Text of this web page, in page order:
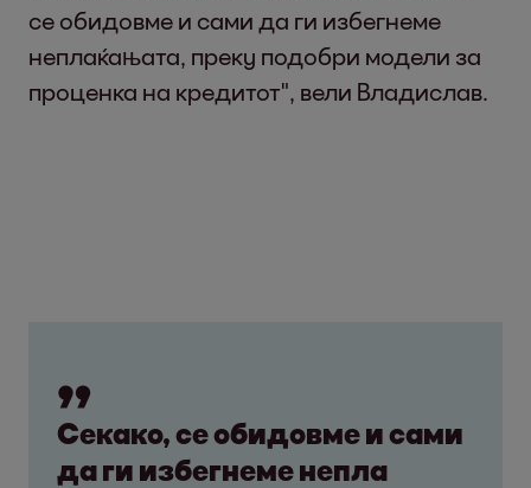
се обидовме и сами да ги избегнеме
неплаќањата, преку подобри модели за
проценка на кредитот", вели Владислав.
Секако, се обидовме и сами
да ги избегнеме непла